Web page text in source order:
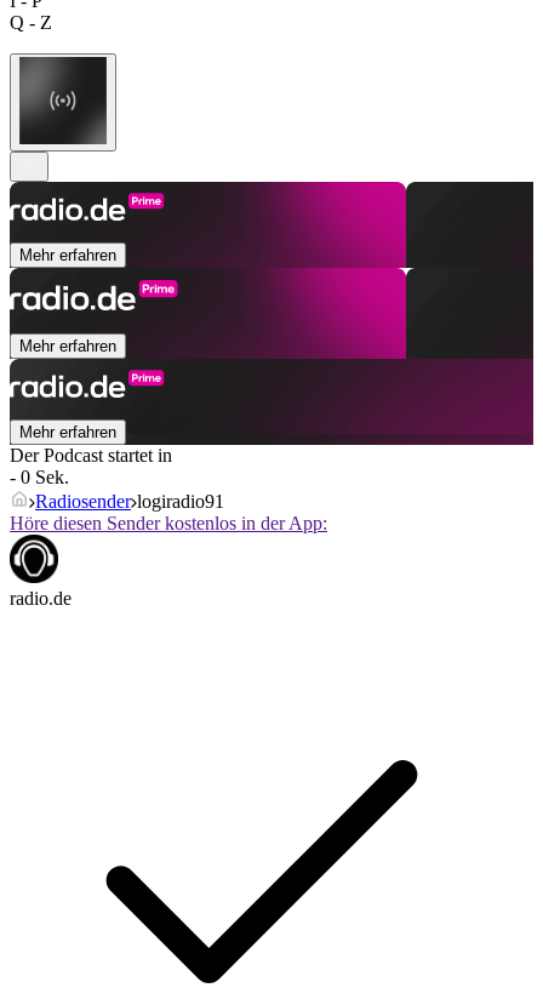
Q - Z
Mehr erfahren
Mehr erfahren
Mehr erfahren
Der Podcast startet in
- 0 Sek.
Radiosender logiradio91
Höre diesen Sender kostenlos in der App:
radio.de